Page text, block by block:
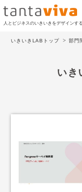
人とビジネスのいきいきをデザインする
私たちの考え方
私たちのビジネス
いきいきLABトップ 部門
いき